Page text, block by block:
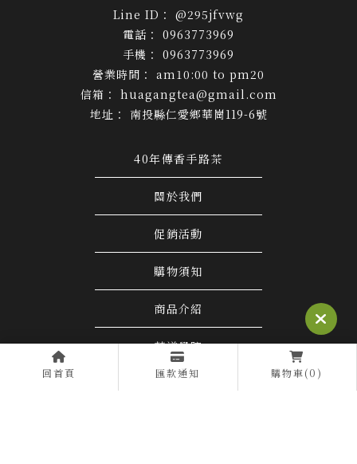
回首頁 匯款通知 購物車(0)
@295jfvwg
0963773969
0963773969
am10:00 to pm20
huagangtea@gmail.com
南投縣仁愛鄉華崗119-6號
40年傳香手路茶
關於我們
促銷活動
購物須知
商品介紹
茶道學院